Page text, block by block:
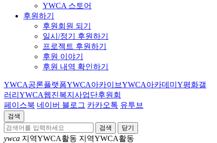
YWCA 스토어
후원하기
후원회원 되기
일시/정기 후원하기
프로젝트 후원하기
후원 이야기
후원 내역 확인하기
YWCA공론플랫폼YWCA아카이브YWCA아카데미 Y평화갤
러리 YWCA웹진복지사업단후원회
페이스북 네이버 블로그 카카오톡 유투브
검색
닫기
ywca 지역YWCA활동 지역YWCA활동